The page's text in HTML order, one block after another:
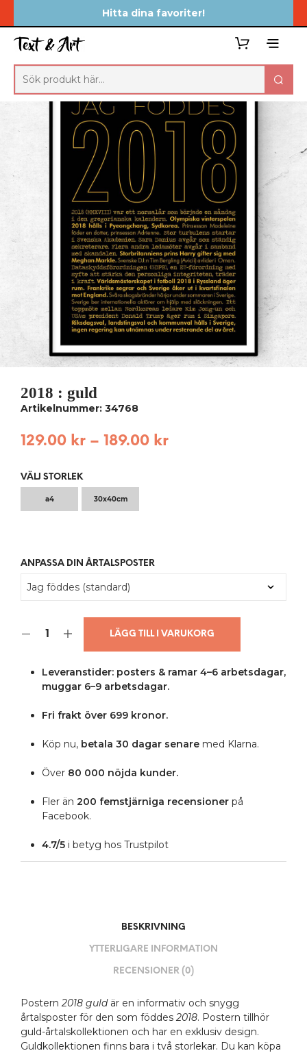
Hitta dina favoriter!
2018 : guld
Artikelnummer: 34768
129.00 kr – 189.00 kr
VÄLJ STORLEK
a4 30x40cm
ANPASSA DIN ÅRTALSPOSTER
LÄGG TILL I VARUKORG
Leveranstider: posters & ramar 4–6 arbetsdagar,
muggar 6–9 arbetsdagar.
Fri frakt över 699 kronor.
Köp nu,betala 30 dagar senaremed Klarna.
Över 80 000 nöjda kunder.
Fler än 200 femstjärniga recensionerpå
Facebook.
4.7/5i betyg hos Trustpilot
BESKRIVNING
YTTERLIGARE INFORMATION
RECENSIONER (0)
Postern 2018 guld är en informativ och snygg
årtalsposter för den som föddes 2018. Postern tillhör
guld-årtalskollektionen och har en exklusiv design.
Guldkollektionen finns bara i två storlekar. Du kan köpa